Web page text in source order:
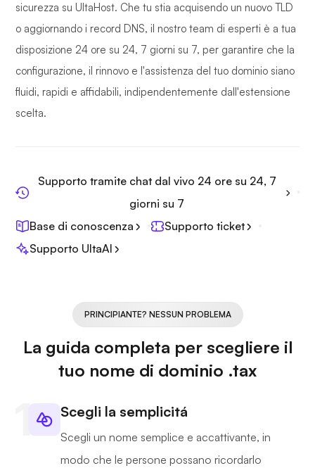
sicurezza su UltaHost. Che tu stia acquisendo un nuovo TLD
o aggiornando i record DNS, il nostro team di esperti è a tua
disposizione 24 ore su 24, 7 giorni su 7, per garantire che la
configurazione, il rinnovo e l'assistenza del tuo dominio siano
fluidi, rapidi e affidabili, indipendentemente dall'estensione
scelta.
Supporto tramite chat dal vivo 24 ore su 24, 7
giorni su 7
Base di conoscenza
Supporto ticket
Supporto UltaAI
PRINCIPIANTE? NESSUN PROBLEMA
La guida completa per scegliere il
tuo nome di dominio .tax
Scegli la semplicitá
Scegli un nome semplice e accattivante, in
modo che le persone possano ricordarlo